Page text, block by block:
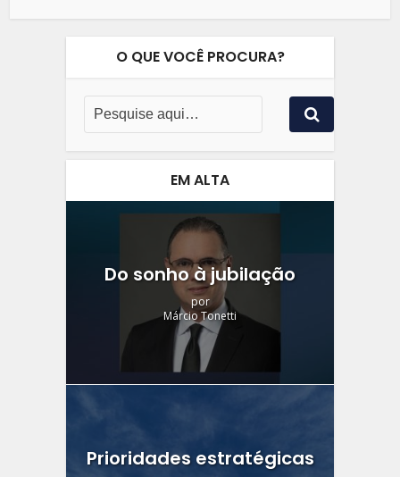
O QUE VOCÊ PROCURA?
EM ALTA
Do sonho à jubilação
por
Márcio Tonetti
Prioridades estratégicas